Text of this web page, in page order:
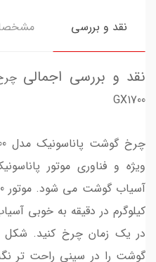
نقد و بررسی
نقد و بررسی اجمالی
GX1700
ویژه و فناوری موتور
کیلوگرم در دقیقه به خوبی
در یک زمان چرخ کنید.
گوشت را در سینی راحت تر